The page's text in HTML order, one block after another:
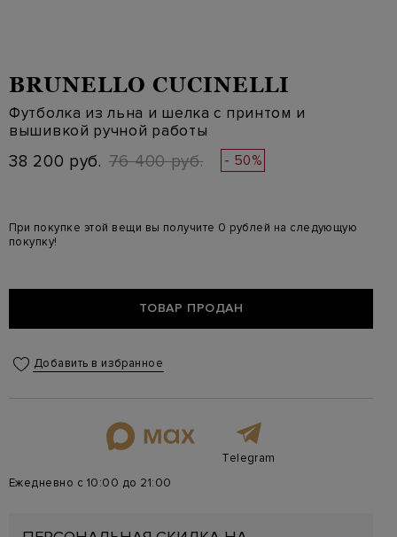
BRUNELLO CUCINELLI
Футболка из льна и шелка с принтом и
вышивкой ручной работы
38 200 руб. 76 400 руб. - 50%
При покупке этой вещи вы получите 0 рублей на следующую
покупку!
ТОВАР ПРОДАН
Добавить в избранное
Telegram
Ежедневно с 10:00 до 21:00